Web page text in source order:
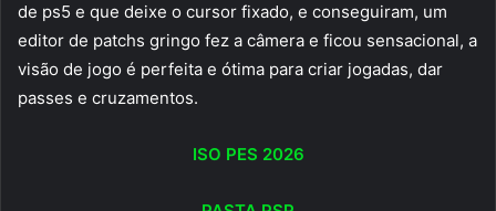
de ps5 e que deixe o cursor fixado, e conseguiram, um
editor de patchs gringo fez a câmera e ficou sensacional, a
visão de jogo é perfeita e ótima para criar jogadas, dar
passes e cruzamentos.
ISO PES 2026